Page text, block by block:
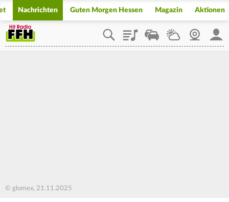
Nachrichten Guten Morgen Hessen Magazin Aktionen
PlaylistStaupilotWetterWebcam
© glomex, 21.11.2025